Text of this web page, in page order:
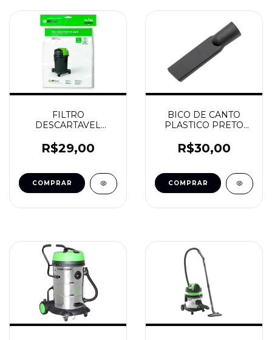
FILTRO
DESCARTAVEL
KIT - IPC BRASIL
R$29,00
BICO DE CANTO
PLASTICO PRETO
R$30,00